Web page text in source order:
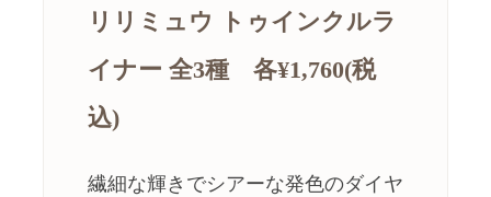
リリミュウ トゥインクルラ
イナー 全3種 各¥1,760(税
込)
繊細な輝きでシアーな発色のダイヤ